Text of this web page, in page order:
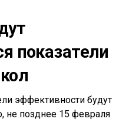
показатели
эффективности будут
не позднее 15 февраля